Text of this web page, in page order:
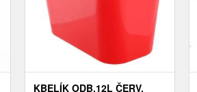
KBELÍK ODB.12L ČERV.